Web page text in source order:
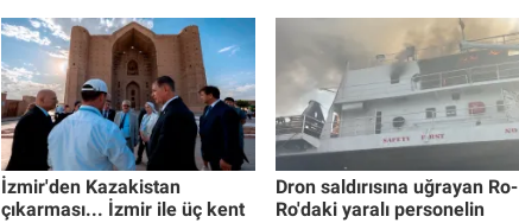
İzmir'den Kazakistan
çıkarması... İzmir ile üç kent
Dron saldırısına uğrayan Ro-
Ro'daki yaralı personelin